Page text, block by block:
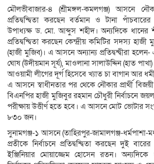
মৌলভীবাজার-৪ (শ্রীমঙ্গল-কমলগঞ্জ) আসনে
প্রতিদ্বন্দ্বিতা করছেন বর্তমান ও টানা
উপাধ্যক্ষ ড. মো. আব্দুস শহীদ। অন্যদিকে ধানের
প্রতিদ্বন্দ্বিতা করছেন কেন্দ্রীয় কমিটির সদস্য
(হাজী মুজিব)। এ আসনে অন্যান্য প্রতিদ্বন্দ্বীরা
ঘোষ (উদীয়মান সূর্য), মাওলানা সালাউদ্দিন (হাত
আওয়ামী লীগের দূর্গ হিসেবে খ্যাত চা বাগান আর
এ আসনে স্বাধীনতার পর থেকে নৌকার প্রার্থী
বিএনপির হাজী মুজিবুর রহমান চৌধুরী নির্বাচনে
পরীক্ষায় উত্তীর্ণ হতে হবে। এ আসনে মোট ভোটার
৮৩০ জন।
সুনামগঞ্জ-১ আসনে (তাহিরপুর-জামালগঞ্জ-
প্রতীকে নির্বাচনে প্রতিদ্বন্দ্বিতা করছেন দুই
ইঞ্জিনিয়ার মোয়াজ্জেম হোসেন রতন। অন্যদিকে